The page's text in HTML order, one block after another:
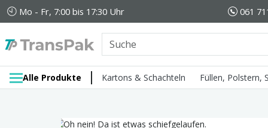
Mo - Fr, 7:00 bis 17:30 Uhr 061
Alle Produkte Kartons & Schachteln Füllen, Polstern,